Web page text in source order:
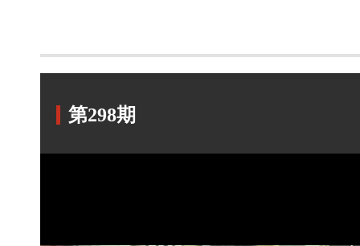
第298期